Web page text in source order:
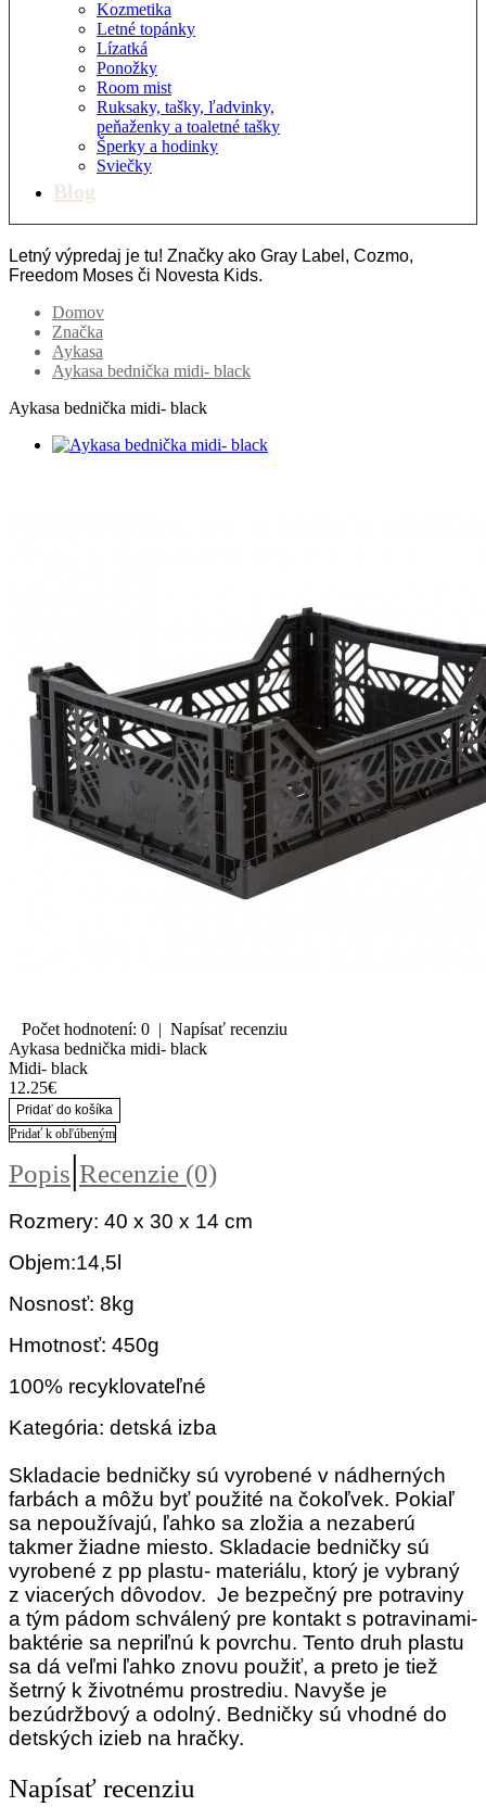
Kozmetika
Letné topánky
Lízatká
Ponožky
Room mist
Ruksaky, tašky, ľadvinky,
peňaženky a toaletné tašky
Šperky a hodinky
Sviečky
Blog
Letný výpredaj je tu! Značky ako Gray Label, Cozmo,
Freedom Moses či Novesta Kids.
Domov
Značka
Aykasa
Aykasa bednička midi- black
Aykasa bednička midi- black
Počet hodnotení: 0 | Napísať recenziu
Aykasa bednička midi- black
Midi- black
12.25€
Pridať do košíka
Pridať k obľúbeným
Popis|Recenzie (0)
Rozmery: 40 x 30 x 14 cm
Objem:14,5l
Nosnosť: 8kg
Hmotnosť: 450g
100% recyklovateľné
Kategória: detská izba
Skladacie bedničky sú vyrobené v nádherných
farbách a môžu byť použité na čokoľvek. Pokiaľ
sa nepoužívajú, ľahko sa zložia a nezaberú
takmer žiadne miesto. Skladacie bedničky sú
vyrobené z pp plastu- materiálu, ktorý je vybraný
z viacerých dôvodov. Je bezpečný pre potraviny
a tým pádom schválený pre kontakt s potravinami-
baktérie sa nepriľnú k povrchu. Tento druh plastu
sa dá veľmi ľahko znovu použiť, a preto je tiež
šetrný k životnému prostrediu. Navyše je
bezúdržbový a odolný. Bedničky sú vhodné do
detských izieb na hračky.
Napísať recenziu